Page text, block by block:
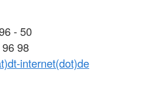
- 50
98
internet(dot)de